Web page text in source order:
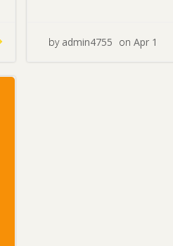
by admin4755 on Apr 1